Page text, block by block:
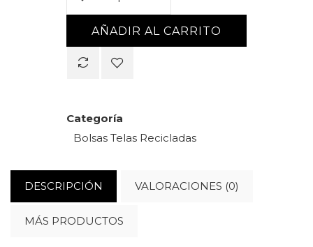
AÑADIR AL CARRITO
Categoría
Bolsas Telas Recicladas
DESCRIPCIÓN VALORACIONES (0)
MÁS PRODUCTOS